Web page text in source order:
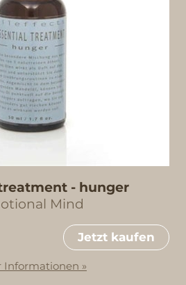
- hunger
Mind
Jetzt kaufen
Informationen »